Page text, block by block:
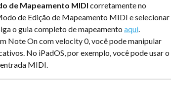
de Mapeamento MIDI corretamente no
de Edição de Mapeamento MIDI e selecionar
o guia completo de mapeamento aqui.
Note On com velocity 0, você pode manipular
No iPadOS, por exemplo, você pode usar o
MIDI.